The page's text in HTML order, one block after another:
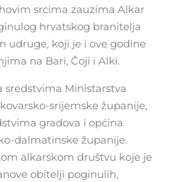
srcima zauzima Alkar
hrvatskog branitelja
udruge, koji je i ove godine
na Bari, Čoji i Alki.
sredstvima Ministarstva
srijemske županije,
gradova i općina
dalmatinske županije.
alkarskom društvu koje je
obitelji poginulih,